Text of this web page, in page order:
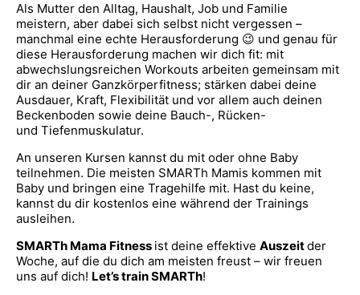
Als Mutter den Alltag, Haushalt, Job und Familie
meistern, aber dabei sich selbst nicht vergessen –
manchmal eine echte Herausforderung 😉 und genau für
diese Herausforderung machen wir dich fit: mit
abwechslungsreichen Workouts arbeiten gemeinsam mit
dir an deiner Ganzkörperfitness; stärken dabei deine
Ausdauer, Kraft, Flexibilität und vor allem auch deinen
Beckenboden sowie deine Bauch-, Rücken-
und Tiefenmuskulatur.
An unseren Kursen kannst du mit oder ohne Baby
teilnehmen. Die meisten SMARTh Mamis kommen mit
Baby und bringen eine Tragehilfe mit. Hast du keine,
kannst du dir kostenlos eine während der Trainings
ausleihen.
SMARTh Mama Fitness ist deine effektive Auszeitder
Woche, auf die du dich am meisten freust – wir freuen
uns auf dich! Let’s train SMARTh!